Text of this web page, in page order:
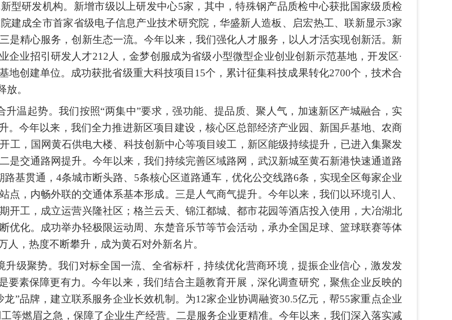
型研发机构。新增市级以上研发中心5家，其中，特殊钢产品质检中心获批国家级质检
建成全市首家省级电子信息产业技术研究院，华盛新人造板、启宏热工、联新显示3家
是精心服务，创新生态一流。今年以来，我们强化人才服务，以人才活实现创新活。新
企业招引研发人才212人，金梦创服成为省级小型微型企业创业创新示范基地，开发区·
地创建单位。成功获批省级重大科技项目15个，累计征集科技成果转化2700个，技术合
。
升温起势。我们按照“两集中”要求，强功能、提品质、聚人气，加速新区产城融合，实
。今年以来，我们全力推进新区项目建设，核心区总部经济产业园、新国乒基地、农商
工，国网黄石供电大楼、科技创新中心等项目竣工，新区能级持续提升，已进入集聚发
是交通路网提升。今年以来，我们持续完善区域路网，武汉新城至黄石新港快速通道路
基贯通，4条城市断头路、5条核心区道路通车，优化公交线路6条，实现全区每家企业
点，内畅外联的交通体系基本形成。三是人气商气提升。今年以来，我们以环境引人、
开工，成立运营兴隆社区；格兰云天、锦江都城、都市花园等酒店投入使用，大冶湖北
优化。成功举办轻极限运动周、东楚音乐节等节会活动，承办全国足球、篮球联赛等体
人，热度不断攀升，成为黄石对外新名片。
升级聚势。我们对标全国一流、全省标杆，持续优化营商环境，提振企业信心，激发发
要素保障更有力。今年以来，我们结合主题教育开展，深化调查研究，聚焦企业反映的
”品牌，建立联系服务企业长效机制。为12家企业协调融资30.5亿元，帮55家重点企业
等燃眉之急，保障了企业生产经营。二是服务企业更精准。今年以来，我们深入落实减